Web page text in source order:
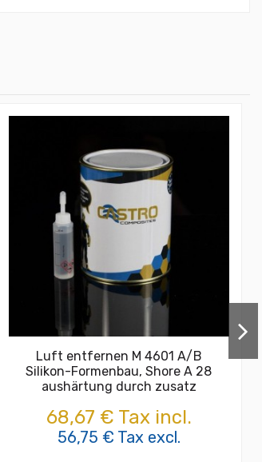
Luft entfernen M 4601 A/B
Silikon-Formenbau, Shore A 28
aushärtung durch zusatz
68,67 € Tax incl.
56,75 € Tax excl.